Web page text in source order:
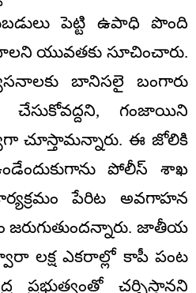
పెట్టి ఉపాధి పొంది
యువతకు సూచించారు.
బానిసలై బంగారు
చేసుకోవద్దని, గంజాయిని
చూస్తామన్నారు. ఈ జోలికి
పోలీస్ శాఖ
పేరిట అవగాహన
జరుగుతుందన్నారు. జాతీయ
లక్ష ఎకరాల్లో కాపీ పంట
ప్రభుత్వంతో చర్చిస్తానని